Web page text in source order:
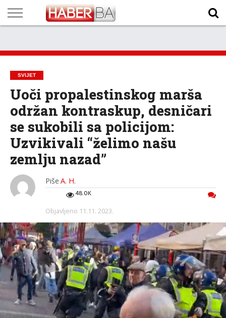
TECH
PROGRAM
PROGNOZA
PUTEVIMA
LISTA
NAMA
SVIJET
Uoči propalestinskog marša
održan kontraskup, desničari
se sukobili sa policijom:
Uzvikivali “želimo našu
zemlju nazad”
Piše A. H.
48.0K
Objavljeno 11.11. 2023.